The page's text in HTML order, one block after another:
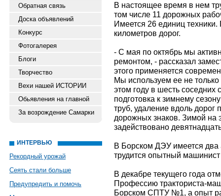
Обратная связь
Доска объявлений
Конкурс
Фотогалерея
Блоги
Творчество
Вехи нашей ИСТОРИИ
Обьявления на главной
За возрождение Самарки
ИНТЕРВЬЮ
Рекордный урожай
Сеять стали больше
Предупредить и помочь
В настоящее время в нем
том числе 11 дорожных
Имеется 26 единиц
километров дорог.
- С мая по октябрь мы
ремонтом, - рассказал
этого применяется
Мы используем ее не
этом году в шесть
подготовка к зимнему
труб, удаление вдоль дорог
дорожных знаков. Зимой на
задействовано
В Борском ДЭУ имеется два
трудится опытный
В декабре текущего года
Профессию тракториста-
Борском СПТУ №1, а опыт